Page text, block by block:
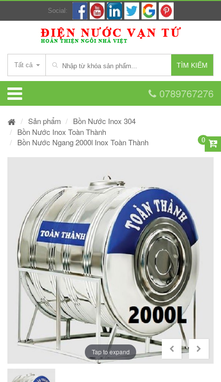
Social:
TÌM KIẾM
Tất cả
0
0789767276
Sản phẩm
Bồn Nước Inox 304
Bồn Nước Inox Toàn Thành
Bồn Nước Ngang 2000l Inox Toàn Thành
Tap to expand